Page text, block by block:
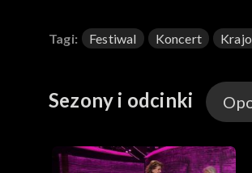
Tagi: Festiwal Koncert
Sezony i odcinki